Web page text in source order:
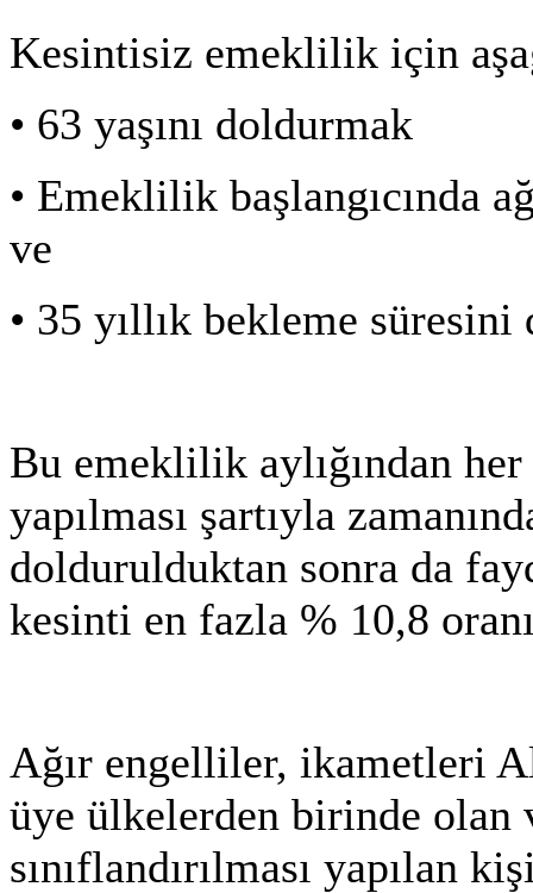
Kesintisiz emeklilik için
• 63 yaşını doldurmak
• Emeklilik başlangıcında
ve
• 35 yıllık bekleme
Bu emeklilik aylığından
yapılması şartıyla
doldurulduktan sonra da
kesinti en fazla % 10,8
Ağır engelliler, ikametleri
üye ülkelerden birinde olan
sınıflandırılması yapılan